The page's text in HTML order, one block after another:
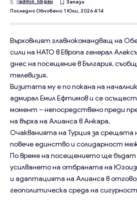
Последно Обновено: 1 Юли, 2026 4:14
Върховният главнокомандващ на
сили на НАТО в Европа генерал
днес на посещение в България,
телевизия.
Визитата му е по покана на
адмирал Емил Ефтимов и се
момент – непосредствено преди
на върха на Алианса в Анкара.
Очакванията на Турция за срещата
повече единство и солидарност
По време на посещението ще бъдат
усилването на отбраната на
и адаптацията на Алианса в
геополитическа среда на